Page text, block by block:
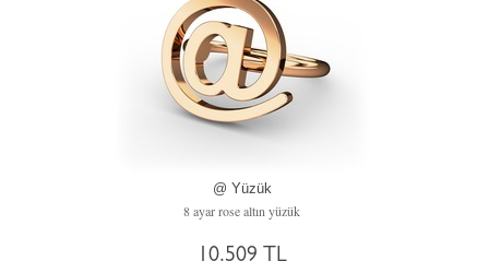
@ Yüzük
8 ayar rose altın yüzük
10.509 TL